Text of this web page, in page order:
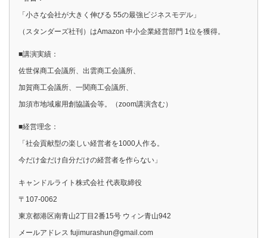
「小さな会社が大きく伸びる 55の最強ビジネスモデル」
（スタンダーズ社刊）はAmazon 中小企業経営部門 1位を獲得。
■講演実績：
佐世保商工会議所、出雲商工会議所、
加賀商工会議所、一関商工会議所、
加須市地域雇用創協議会等。（zoom講演含む）
■経営理念：
「社会貢献型の楽しい経営者を1000人作る。
今だけ金だけ自分だけの経営者を作らない」
キャンドルライト株式会社 代表取締役
〒107-0062
東京都港区南青山2丁目2番15号 ウィン青山942
メールアドレス fujimurashun@gmail.com